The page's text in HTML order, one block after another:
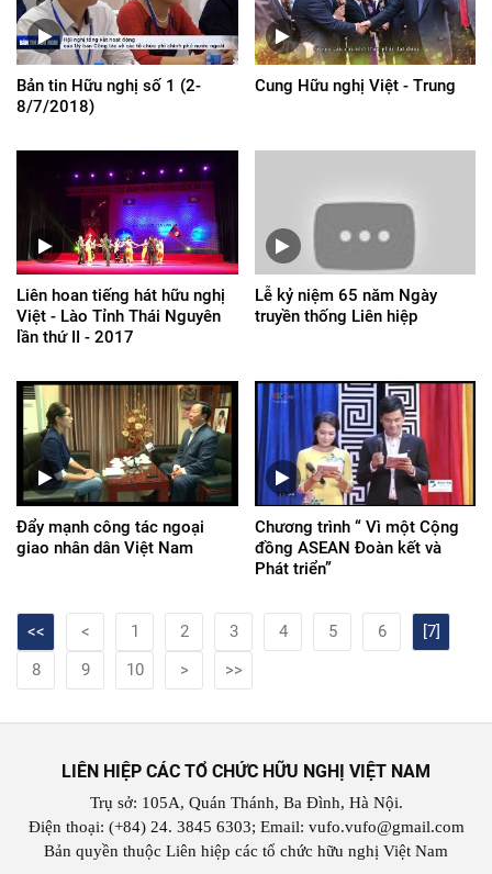
Bản tin Hữu nghị số 1 (2-
8/7/2018)
Cung Hữu nghị Việt - Trung
Liên hoan tiếng hát hữu nghị
Việt - Lào Tỉnh Thái Nguyên
lần thứ II - 2017
Lễ kỷ niệm 65 năm Ngày
truyền thống Liên hiệp
Đẩy mạnh công tác ngoại
giao nhân dân Việt Nam
Chương trình “ Vì một Cộng
đồng ASEAN Đoàn kết và
Phát triển”
<< < 1 2 3 4 5 6
[7]
8
9 10 > >>
LIÊN HIỆP CÁC TỔ CHỨC HỮU NGHỊ VIỆT NAM
Trụ sở: 105A, Quán Thánh, Ba Đình, Hà Nội.
Điện thoại: (+84) 24. 3845 6303; Email: vufo.vufo@gmail.com
Bản quyền thuộc Liên hiệp các tổ chức hữu nghị Việt Nam